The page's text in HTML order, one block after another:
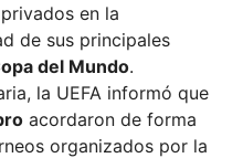
en la
de sus principales
del Mundo.
la UEFA informó que
acordaron de forma
organizados por la